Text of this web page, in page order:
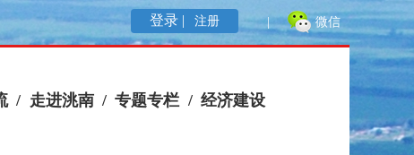
微信
|
登录 | 注册
/ 走进洮南 / 专题专栏 / 经济建设